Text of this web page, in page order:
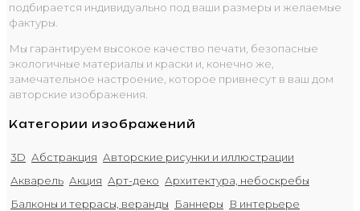
подбирается индивидуально под ваши размеры и желаемые
фактуры.
Мы гарантируем высокое качество печати, безопасные
экологичные материалы и краски и, конечно же,
замечательное настроение, которое привнесут в ваш дом
авторские изображения.
Категории изображений
3D Абстракция Авторские рисунки и иллюстрации
Акварель Акция Арт-деко Архитектура, небоскребы
Балконы и террасы, веранды
Баннеры
В интерьере